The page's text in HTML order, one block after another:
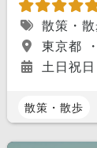
散策・
東京都
土日祝日
散策・散歩